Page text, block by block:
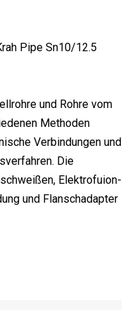
und Rohre vom
Methoden
Verbindungen und
Die
Elektrofuion-
und Flanschadapter